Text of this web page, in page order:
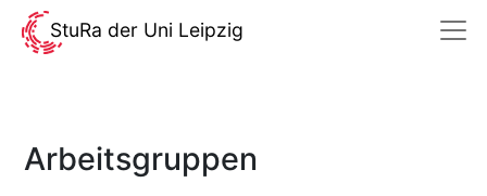
StuRa der Uni Leipzig
Arbeitsgruppen